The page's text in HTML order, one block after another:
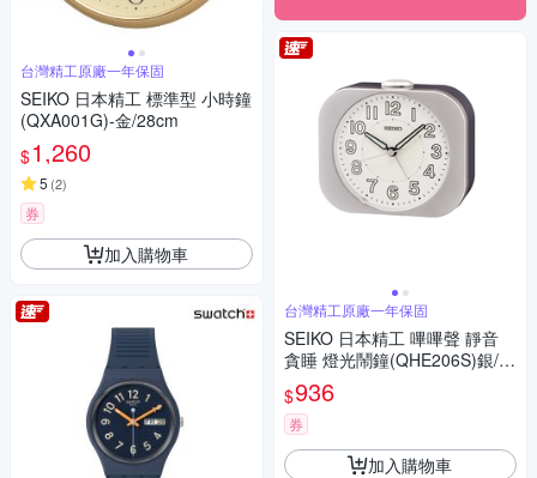
台灣精工原廠一年保固
SEIKO 日本精工 標準型 小時鐘
(QXA001G)-金/28cm
$1,260
5 (2)
券
加入購物車
台灣精工原廠一年保固
SEIKO 日本精工 嗶嗶聲 靜音
貪睡 燈光鬧鐘(QHE206S)銀/9.
9X11.3cm
$936
券
加入購物車